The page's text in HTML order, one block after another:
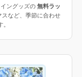
ングッズの 無料ラッ
など、季節に合わせ